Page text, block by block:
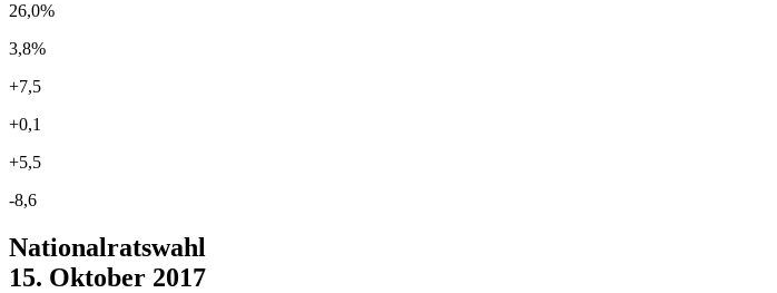
26,0%
3,8%
+7,5
+0,1
+5,5
-8,6
Nationalratswahl
15. Oktober 2017